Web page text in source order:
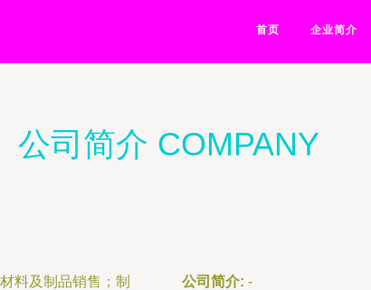
首页 企业简介
公司简介 COMPANY
料及制品销售；制
公司简介: -